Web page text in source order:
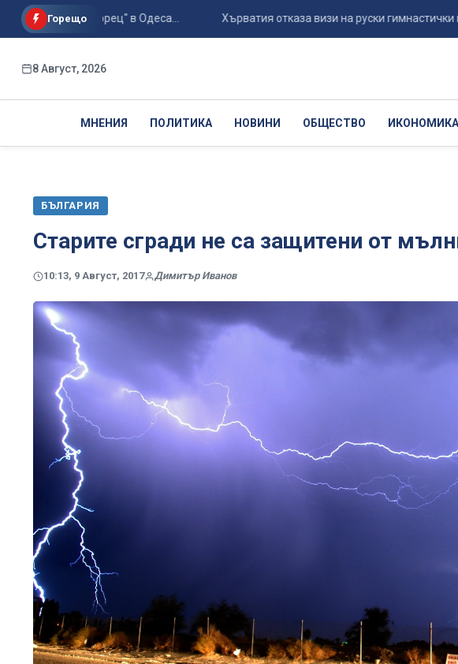
Горещо
"Черноморец" в Одеса... Хърватия отказа визи на руски гимнастички и
8 Август, 2026
МНЕНИЯ ПОЛИТИКА НОВИНИ ОБЩЕСТВО ИКОНОМИКА
БЪЛГАРИЯ
Старите сгради не са защитени от
10:13, 9 Август, 2017 Димитър Иванов